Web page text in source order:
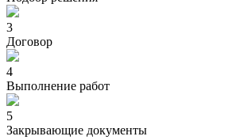
3
Договор
4
Выполнение работ
5
Закрывающие документы